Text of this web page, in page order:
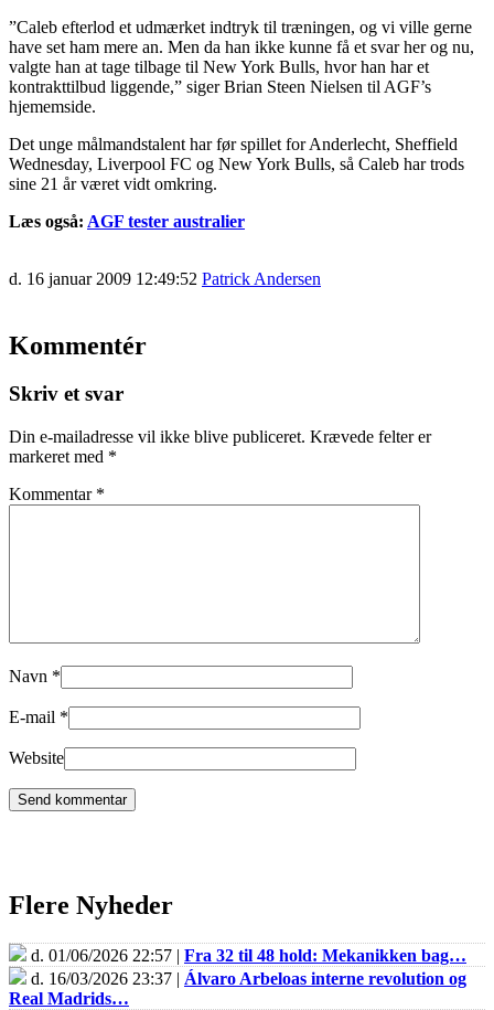
”Caleb efterlod et udmærket indtryk til træningen, og vi ville gerne
have set ham mere an. Men da han ikke kunne få et svar her og nu,
valgte han at tage tilbage til New York Bulls, hvor han har et
kontrakttilbud liggende,” siger Brian Steen Nielsen til AGF’s
hjememside.
Det unge målmandstalent har før spillet for Anderlecht, Sheffield
Wednesday, Liverpool FC og New York Bulls, så Caleb har trods
sine 21 år været vidt omkring.
Læs også: AGF tester australier
d. 16 januar 2009 12:49:52 Patrick Andersen
Kommentér
Skriv et svar
Din e-mailadresse vil ikke blive publiceret. Krævede felter er
markeret med *
Kommentar *
Navn *
E-mail *
Website
Flere Nyheder
d. 01/06/2026 22:57 | Fra 32 til 48 hold: Mekanikken bag…
d. 16/03/2026 23:37 | Álvaro Arbeloas interne revolution og
Real Madrids…